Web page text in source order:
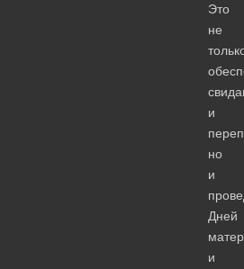
Это
не
и
но
и
Дней
и